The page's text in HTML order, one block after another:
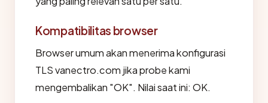
Kompatibilitas browser
Browser umum akan menerima konfigurasi
TLS vanectro.com jika probe kami
mengembalikan "OK". Nilai saat ini: OK.